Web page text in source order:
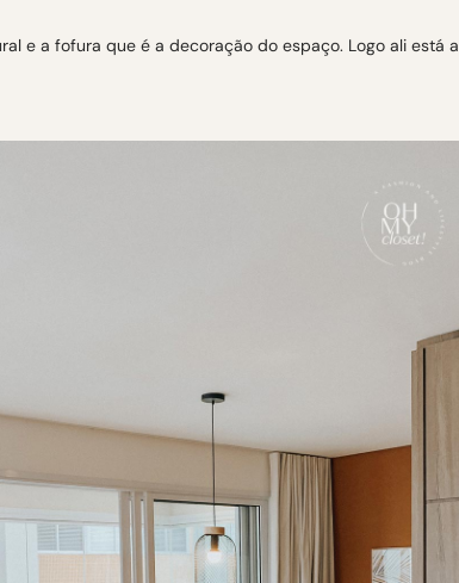
e a fofura que é a decoração do espaço. Logo ali está a